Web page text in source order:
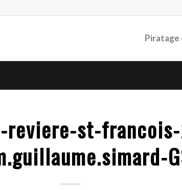
Piratage
st-